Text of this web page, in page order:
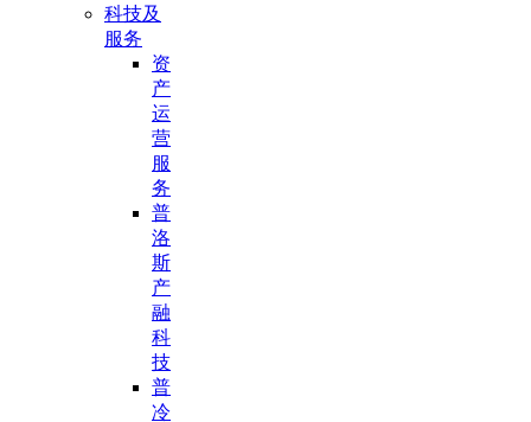
科技及
服务
资
产
运
营
服
务
普
洛
斯
产
融
科
技
普
冷